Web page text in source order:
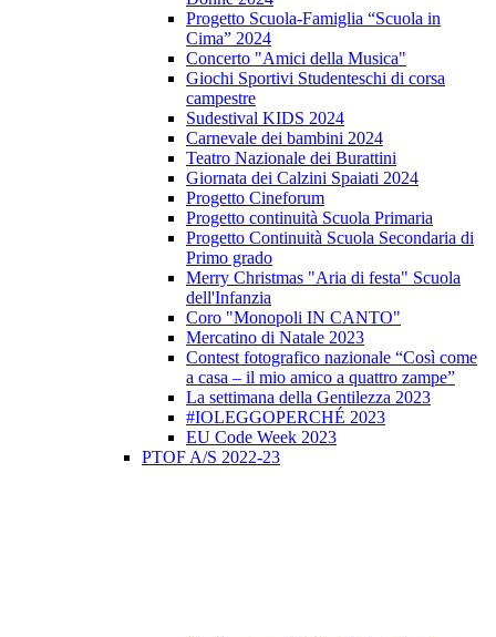
Progetto Scuola-Famiglia “Scuola in
Cima” 2024
Concerto "Amici della Musica"
Giochi Sportivi Studenteschi di corsa
campestre
Sudestival KIDS 2024
Carnevale dei bambini 2024
Teatro Nazionale dei Burattini
Giornata dei Calzini Spaiati 2024
Progetto Cineforum
Progetto continuità Scuola Primaria
Progetto Continuità Scuola Secondaria di
Primo grado
Merry Christmas "Aria di festa" Scuola
dell'Infanzia
Coro "Monopoli IN CANTO"
Mercatino di Natale 2023
Contest fotografico nazionale “Così come
a casa – il mio amico a quattro zampe”
La settimana della Gentilezza 2023
#IOLEGGOPERCHÉ 2023
EU Code Week 2023
PTOF A/S 2022-23